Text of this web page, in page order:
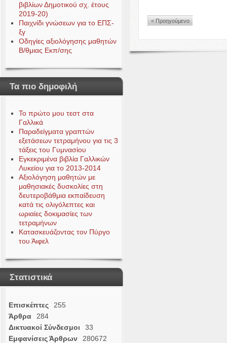
βιβλίων Δημοτικού σχ. έτους
2019-20)
Παιχνίδι γνώσεων για το ΕΠΣ-
ξγ
Οδηγίες αξιολόγησης μαθητών
Β/θμιας Εκπ/σης
Τα πιο δημοφιλή
Το πρώτο μου τεστ στα
Γαλλικά
Παραδείγματα γραπτών
εξετάσεων τετραμήνου για τις 3
τάξεις του Γυμνασίου
Εγκεκριμένα βιβλία Γαλλικών
Λυκείου για το 2013-2014
Αξιολόγηση μαθητών με
μαθησιακές δυσκολίες στη
δευτεροβάθμια εκπαίδευση
κατά τις ολιγόλεπτες και
ωριαίες δοκιμασίες των
τετραμήνων
Κατασκευάζοντας τον Πύργο
του Άιφελ
Στατιστικά
Επισκέπτες
255
Άρθρα
284
Δικτυακοί Σύνδεσμοι
33
Εμφανίσεις Άρθρων
280672
< Προηγούμενο